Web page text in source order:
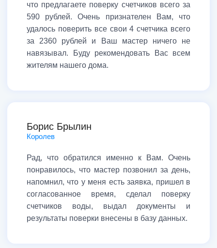
что предлагаете поверку счетчиков всего за
590 рублей. Очень признателен Вам, что
удалось поверить все свои 4 счетчика всего
за 2360 рублей и Ваш мастер ничего не
навязывал. Буду рекомендовать Вас всем
жителям нашего дома.
Борис Брылин
Королев
Рад, что обратился именно к Вам. Очень
понравилось, что мастер позвонил за день,
напомнил, что у меня есть заявка, пришел в
согласованное время, сделал поверку
счетчиков воды, выдал документы и
результаты поверки внесены в базу данных.